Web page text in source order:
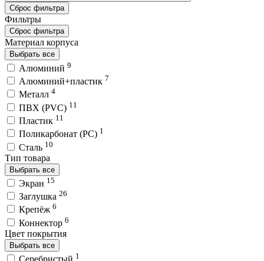
Сброс фильтра
Фильтры
Сброс фильтра
Материал корпуса
Выбрать все
Алюминий 9
Алюминий+пластик 7
Металл 4
ПВХ (PVC) 11
Пластик 11
Поликарбонат (PC) 1
Сталь 10
Тип товара
Выбрать все
Экран 15
Заглушка 26
Крепёж 6
Коннектор 6
Цвет покрытия
Выбрать все
1